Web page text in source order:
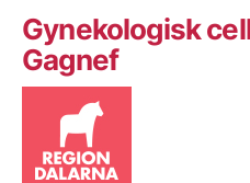
Gynekologisk
Gagnef